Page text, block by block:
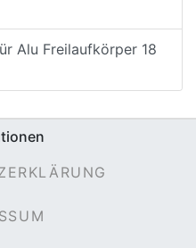
Alu Freilaufkörper 18